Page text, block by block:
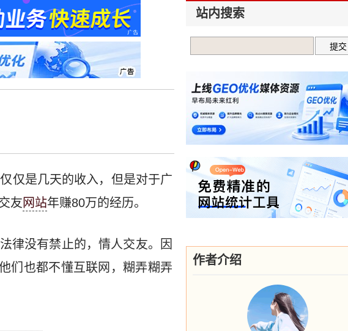
仅是几天的收入，但是对于广
友网站年赚80万的经历。
律没有禁止的，情人交友。因
们也都不懂互联网，糊弄糊弄
站内搜索
作者介绍